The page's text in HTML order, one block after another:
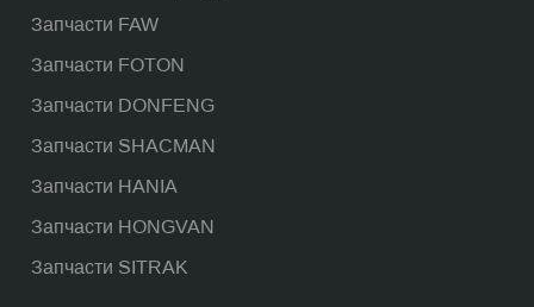
Запчасти FAW
Запчасти FOTON
Запчасти DONFENG
Запчасти SHACMAN
Запчасти HANIA
Запчасти HONGVAN
Запчасти SITRAK